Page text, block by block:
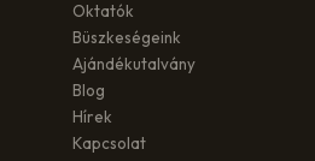
Oktatók
Büszkeségeink
Ajándékutalvány
Blog
Hírek
Kapcsolat